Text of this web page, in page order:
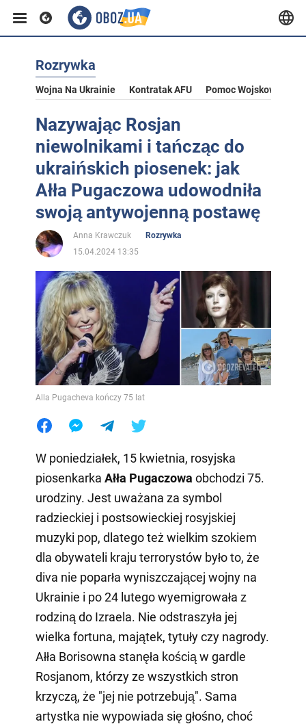
Rozrywka
Wojna Na Ukrainie Kontratak AFU Pomoc Wojskowa Dla
Nazywając Rosjan
niewolnikami i tańcząc do
ukraińskich piosenek: jak
Ałła Pugaczowa udowodniła
swoją antywojenną postawę
Anna Krawczuk
Rozrywka
15.04.2024 13:35
Alla Pugacheva kończy 75 lat
W poniedziałek, 15 kwietnia, rosyjska
piosenkarka Ałła Pugaczowa obchodzi 75.
urodziny. Jest uważana za symbol
radzieckiej i postsowieckiej rosyjskiej
muzyki pop, dlatego też wielkim szokiem
dla obywateli kraju terrorystów było to, że
diva nie poparła wyniszczającej wojny na
Ukrainie i po 24 lutego wyemigrowała z
rodziną do Izraela. Nie odstraszyła jej
wielka fortuna, majątek, tytuły czy nagrody.
Ałła Borisowna stanęła kością w gardle
Rosjanom, którzy ze wszystkich stron
krzyczą, że "jej nie potrzebują". Sama
artystka nie wypowiada się głośno, choć